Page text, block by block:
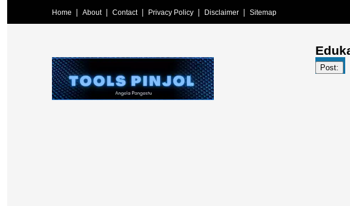
Home About Contact Privacy Policy Disclaimer Sitemap
Post: